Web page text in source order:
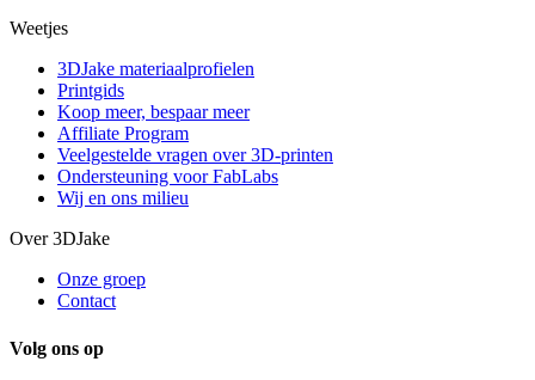
Weetjes
3DJake materiaalprofielen
Printgids
Koop meer, bespaar meer
Affiliate Program
Veelgestelde vragen over 3D-printen
Ondersteuning voor FabLabs
Wij en ons milieu
Over 3DJake
Onze groep
Contact
Volg ons op